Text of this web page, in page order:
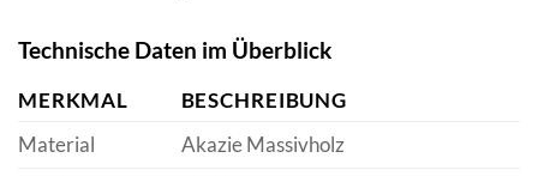
Technische Daten im Überblick
MERKMAL
BESCHREIBUNG
Material
Akazie Massivholz